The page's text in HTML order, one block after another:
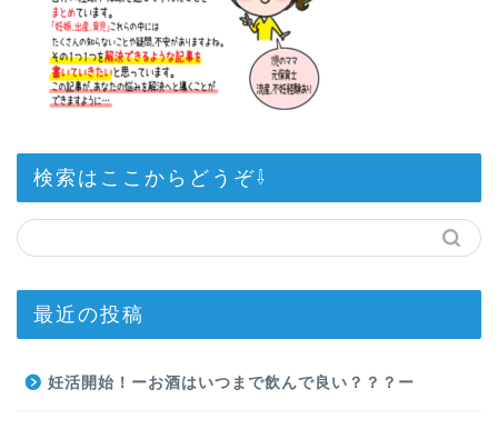
検索はここからどうぞ⇩
最近の投稿
妊活開始！ーお酒はいつまで飲んで良い？？？ー